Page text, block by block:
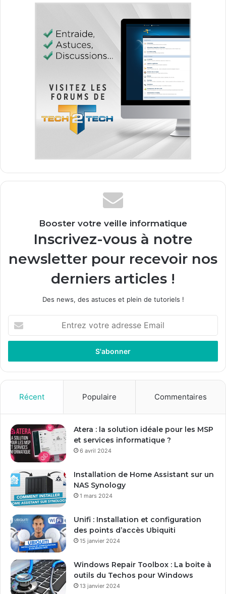
Booster votre veille informatique
Inscrivez-vous à notre
newsletter pour recevoir nos
derniers articles !
Des news, des astuces et plein de tutoriels !
t
e
z
r
e
a
d
s
e
m
a
Récent Populaire Commentaires
Atera : la solution idéale pour les MSP
et services informatique ?
6 avril 2024
Installation de Home Assistant sur un
NAS Synology
1 mars 2024
Unifi : Installation et configuration
des points d’accès Ubiquiti
15 janvier 2024
Windows Repair Toolbox : La boite à
outils du Techos pour Windows
13 janvier 2024